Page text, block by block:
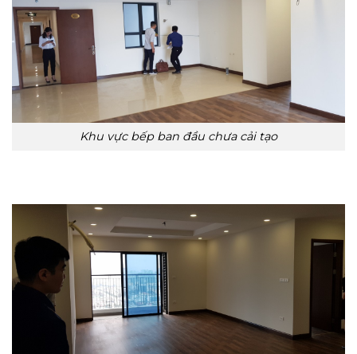
Khu vực bếp ban đầu chưa cải tạo